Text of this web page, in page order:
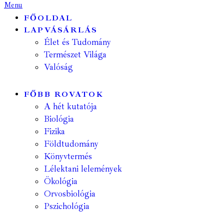
Menu
FŐOLDAL
LAPVÁSÁRLÁS
Élet és Tudomány
Természet Világa
Valóság
FŐBB ROVATOK
A hét kutatója
Biológia
Fizika
Földtudomány
Könyvtermés
Lélektani lelemények
Ökológia
Orvosbiológia
Pszichológia